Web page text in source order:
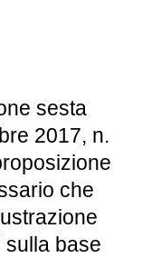
sesta
2017, n.
che
sulla base